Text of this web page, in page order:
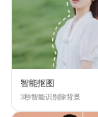
智能抠图
3秒智能识别除背景